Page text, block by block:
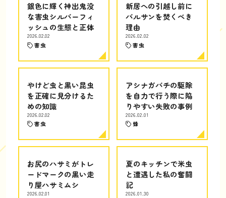
銀色に輝く神出鬼没
な害虫シルバーフィ
ッシュの生態と正体
2026.02.02
害虫
新居への引越し前に
バルサンを焚くべき
理由
2026.02.02
害虫
やけど虫と黒い昆虫
を正確に見分けるた
めの知識
2026.02.02
害虫
アシナガバチの駆除
を自力で行う際に陥
りやすい失敗の事例
2026.02.01
蜂
お尻のハサミがトレ
ードマークの黒い走
り屋ハサミムシ
2026.02.01
夏のキッチンで米虫
と遭遇した私の奮闘
記
2026.01.30